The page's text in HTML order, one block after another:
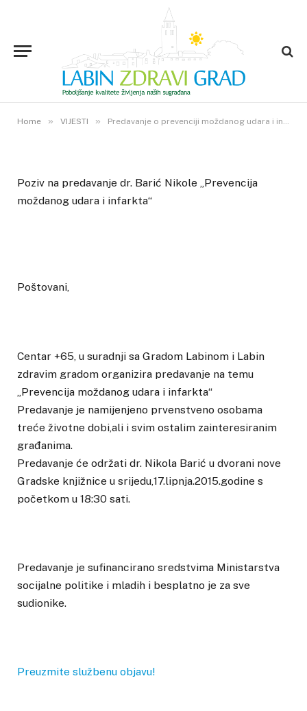
Home » VIJESTI » Predavanje o prevenciji moždanog udara i infarkta
Predavanje o prevenciji
moždanog udara i infarkta
12. LIPNJA 2015. 0VIEWS
Poziv na predavanje dr. Barić Nikole „Prevencija
moždanog udara i infarkta“
Poštovani,
Centar +65, u suradnji sa Gradom Labinom i Labin
zdravim gradom organizira predavanje na temu
„Prevencija moždanog udara i infarkta“
Predavanje je namijenjeno prvenstveno osobama
treće životne dobi,ali i svim ostalim zainteresiranim
građanima.
Predavanje će održati dr. Nikola Barić u dvorani nove
Gradske knjižnice u srijedu,17.lipnja.2015.godine s
početkom u 18:30 sati.
Predavanje je sufinancirano sredstvima Ministarstva
socijalne politike i mladih i besplatno je za sve
sudionike.
Preuzmite službenu objavu!